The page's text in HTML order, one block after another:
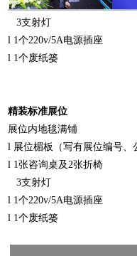
l 1张咨询桌及2张折椅
3支射灯
l 1个220v/5A电源插座
l 1个废纸篓
精装标准展位
展位内地毯满铺
l 展位楣板（写有展位编号、
l 1张咨询桌及2张折椅
3支射灯
l 1个220v/5A电源插座
l 1个废纸篓